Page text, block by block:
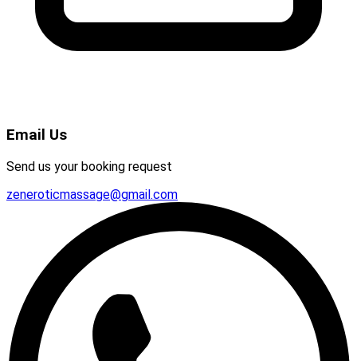
Email Us
Send us your booking request
zeneroticmassage@gmail.com